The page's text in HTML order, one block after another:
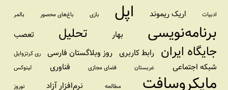
ادبیات اریک ریموند اپل بازی باغ‌های محصور بالمر
برنامه‌نویسی بهار تحلیل تعصب
جایگاه ایران رابط کاربری روز وبلاگستان فارسی ری کرتزوایل
شبکه اجتماعی عربستان فضای مجازی فناوری لینوکس
مایکروسافت مطالعه نرم‌افزار آزاد نوروز